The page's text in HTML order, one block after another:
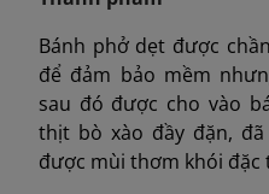
Bánh phở dẹt được
để đảm bảo mềm
sau đó được cho vào
thịt bò xào đầy đặn,
được mùi thơm khói đặc